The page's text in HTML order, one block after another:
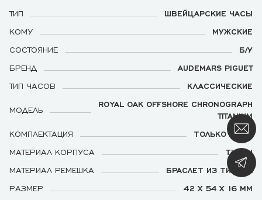
ТИП
ШВЕЙЦАРСКИЕ ЧАСЫ
КОМУ
МУЖСКИЕ
СОСТОЯНИЕ
Б/У
БРЕНД
AUDEMARS PIGUET
ТИП ЧАСОВ
КЛАССИЧЕСКИЕ
МОДЕЛЬ
ROYAL OAK OFFSHORE CHRONOGRAPH
TITANIUM
КОМПЛЕКТАЦИЯ
ТОЛЬКО ЧАСЫ
МАТЕРИАЛ КОРПУСА
ТИТАН
МАТЕРИАЛ РЕМЕШКА
БРАСЛЕТ ИЗ ТИТАНА
РАЗМЕР
42 X 54 X 16 ММ